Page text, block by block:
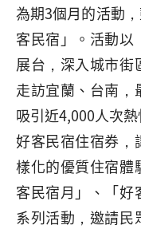
為期3個月的活動
客民宿」。活動以
展台，深入城市街
走訪宜蘭、台南，
吸引近4,000人次
好客民宿住宿券，
樣化的優質住宿體
客民宿月」、「好
系列活動，邀請民